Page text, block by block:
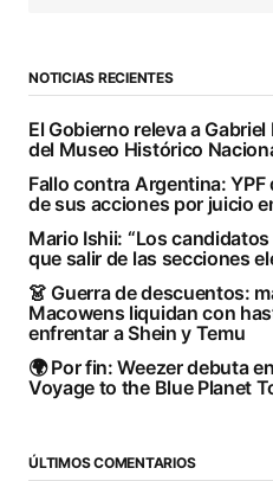
NOTICIAS RECIENTES
El Gobierno releva a
del Museo Histórico
Fallo contra Argentina: YPF
de sus acciones por juicio
Mario Ishii: “Los
que salir de las secciones
👗 Guerra de descuentos:
Macowens liquidan con
enfrentar a Shein y Temu
🌍 Por fin: Weezer debuta
Voyage to the Blue Planet
ÚLTIMOS COMENTARIOS